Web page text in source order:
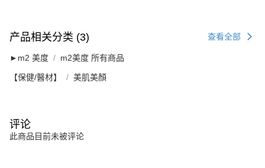
产品相关分类 (3) 查看全部
►m2 美度 m2美度 所有商品
【保健/醫材】 美肌美顏
评论
此商品目前未被评论